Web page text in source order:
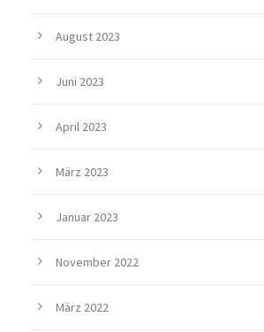
August 2023
Juni 2023
April 2023
März 2023
Januar 2023
November 2022
März 2022